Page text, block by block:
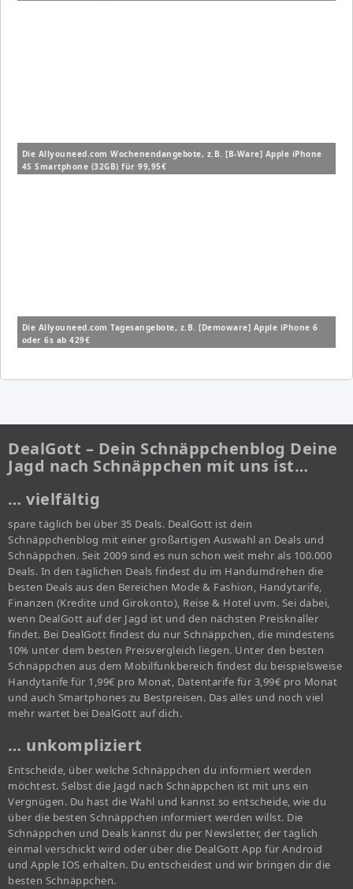
Die Allyouneed.com Wochenendangebote, z.B. [B-Ware] Apple iPhone
4S Smartphone (32GB) für 99,95€
Die Allyouneed.com Tagesangebote, z.B. [Demoware] Apple iPhone 6
oder 6s ab 429€
DealGott – Dein Schnäppchenblog Deine
Jagd nach Schnäppchen mit uns ist…
… vielfältig
spare täglich bei über 35 Deals. DealGott ist dein
Schnäppchenblog mit einer großartigen Auswahl an Deals und
Schnäppchen. Seit 2009 sind es nun schon weit mehr als 100.000
Deals. In den täglichen Deals findest du im Handumdrehen die
besten Deals aus den Bereichen Mode & Fashion, Handytarife,
Finanzen (Kredite und Girokonto), Reise & Hotel uvm. Sei dabei,
wenn DealGott auf der Jagd ist und den nächsten Preisknaller
findet. Bei DealGott findest du nur Schnäppchen, die mindestens
10% unter dem besten Preisvergleich liegen. Unter den besten
Schnäppchen aus dem Mobilfunkbereich findest du beispielsweise
Handytarife für 1,99€ pro Monat, Datentarife für 3,99€ pro Monat
und auch Smartphones zu Bestpreisen. Das alles und noch viel
mehr wartet bei DealGott auf dich.
… unkompliziert
Entscheide, über welche Schnäppchen du informiert werden
möchtest. Selbst die Jagd nach Schnäppchen ist mit uns ein
Vergnügen. Du hast die Wahl und kannst so entscheide, wie du
über die besten Schnäppchen informiert werden willst. Die
Schnäppchen und Deals kannst du per Newsletter, der täglich
einmal verschickt wird oder über die DealGott App für Android
und Apple IOS erhalten. Du entscheidest und wir bringen dir die
besten Schnäppchen.